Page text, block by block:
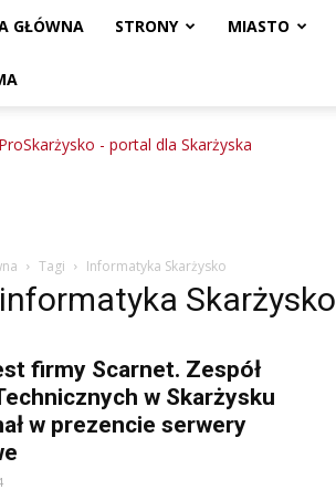
GŁÓWNA STRONY MIASTO
Tagi Informatyka Skarżysko
Skarżysko
firmy Scarnet. Zespół
w Skarżysku
w prezencie serwery